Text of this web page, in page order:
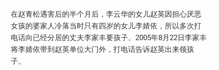
在赵青松遇害后的半个月后，李云华的女儿赵英因担心厌恶
女孩的婆家人冷落当时只有四岁的女儿李婧依，所以多次打
电话向已经分居的丈夫李家丰要孩子。2005年8月22日李家丰
将李婧依带到赵英单位大门外，打电话告诉赵英出来领孩
子。